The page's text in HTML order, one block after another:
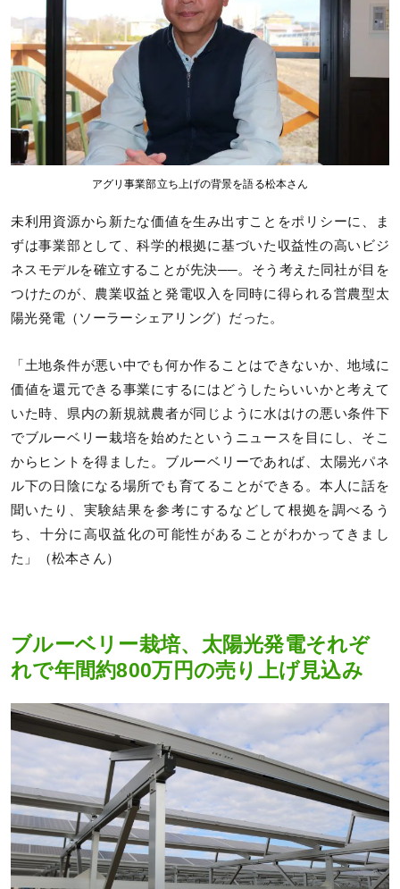
アグリ事業部立ち上げの背景を語る松本さん
未利用資源から新たな価値を生み出すことをポリシーに、ま
ずは事業部として、科学的根拠に基づいた収益性の高いビジ
ネスモデルを確立することが先決──。そう考えた同社が目を
つけたのが、農業収益と発電収入を同時に得られる営農型太
陽光発電（ソーラーシェアリング）だった。
「土地条件が悪い中でも何か作ることはできないか、地域に
価値を還元できる事業にするにはどうしたらいいかと考えて
いた時、県内の新規就農者が同じように水はけの悪い条件下
でブルーベリー栽培を始めたというニュースを目にし、そこ
からヒントを得ました。ブルーベリーであれば、太陽光パネ
ル下の日陰になる場所でも育てることができる。本人に話を
聞いたり、実験結果を参考にするなどして根拠を調べるう
ち、十分に高収益化の可能性があることがわかってきまし
た」（松本さん）
ブルーベリー栽培、太陽光発電それぞ
れで年間約800万円の売り上げ見込み